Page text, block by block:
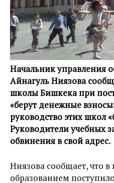
Начальник управления
Айнагуль Ниязова
школы Бишкека при
«берут денежные
руководство этих школ
Руководители учебных
обвинения в свой адрес.
Ниязова сообщает, что в
образованием